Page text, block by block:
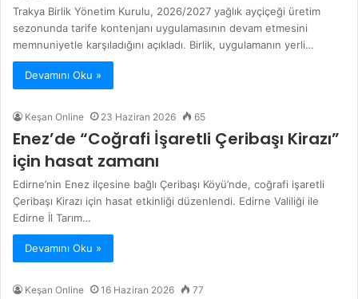
Trakya Birlik Yönetim Kurulu, 2026/2027 yağlık ayçiçeği üretim
sezonunda tarife kontenjanı uygulamasının devam etmesini
memnuniyetle karşıladığını açıkladı. Birlik, uygulamanın yerli…
Devamını Oku »
Keşan Online 23 Haziran 2026 65
Enez’de “Coğrafi İşaretli Çeribaşı Kirazı”
için hasat zamanı
Edirne’nin Enez ilçesine bağlı Çeribaşı Köyü’nde, coğrafi işaretli
Çeribaşı Kirazı için hasat etkinliği düzenlendi. Edirne Valiliği ile
Edirne İl Tarım…
Devamını Oku »
Keşan Online 16 Haziran 2026 77